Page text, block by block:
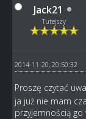
Jack21
Tutejszy
2014-11-20, 20:50:32
Proszę czytać
ja już nie mam
przyjemnością